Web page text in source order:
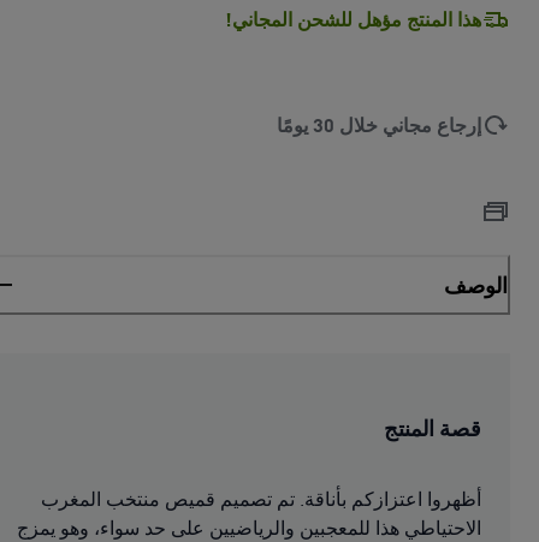
هذا المنتج مؤهل للشحن المجاني!
إرجاع مجاني خلال 30 يومًا
الوصف
قصة المنتج
أظهروا اعتزازكم بأناقة. تم تصميم قميص منتخب المغرب
الاحتياطي هذا للمعجبين والرياضيين على حد سواء، وهو يمزج